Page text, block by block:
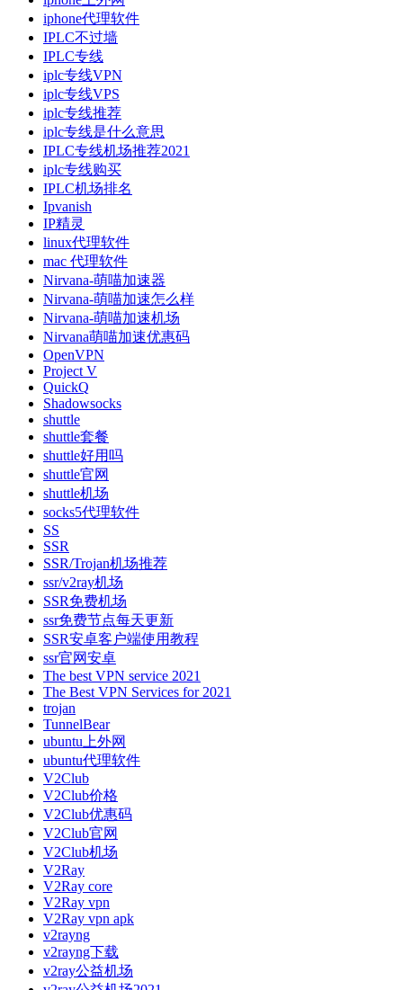
iphone代理软件
IPLC不过墙
IPLC专线
iplc专线VPN
iplc专线VPS
iplc专线推荐
iplc专线是什么意思
IPLC专线机场推荐2021
iplc专线购买
IPLC机场排名
Ipvanish
IP精灵
linux代理软件
mac 代理软件
Nirvana-萌喵加速器
Nirvana-萌喵加速怎么样
Nirvana-萌喵加速机场
Nirvana萌喵加速优惠码
OpenVPN
Project V
QuickQ
Shadowsocks
shuttle
shuttle套餐
shuttle好用吗
shuttle官网
shuttle机场
socks5代理软件
SS
SSR
SSR/Trojan机场推荐
ssr/v2ray机场
SSR免费机场
ssr免费节点每天更新
SSR安卓客户端使用教程
ssr官网安卓
The best VPN service 2021
The Best VPN Services for 2021
trojan
TunnelBear
ubuntu上外网
ubuntu代理软件
V2Club
V2Club价格
V2Club优惠码
V2Club官网
V2Club机场
V2Ray
V2Ray core
V2Ray vpn
V2Ray vpn apk
v2rayng
v2rayng下载
v2ray公益机场